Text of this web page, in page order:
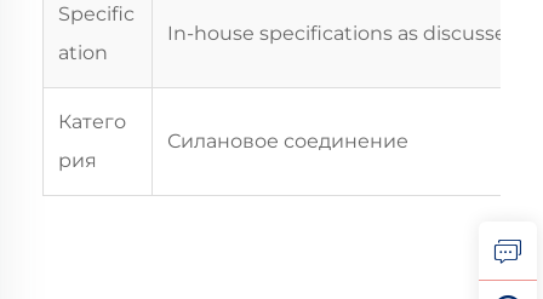
Specific
ation
In-house specifications as discussed
Катего
рия
Силановое соединение